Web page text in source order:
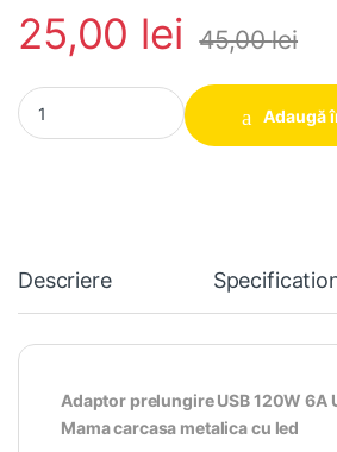
25,00 lei 45,00lei
Adaptor prelungire USB 120W 6A USB
Adaugă
Descriere
Adaptor prelungire USB 120W 6A
Mama carcasa metalica cu led